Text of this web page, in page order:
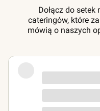
Dołącz do
cateringów, które
mówią o naszych
pojemniki